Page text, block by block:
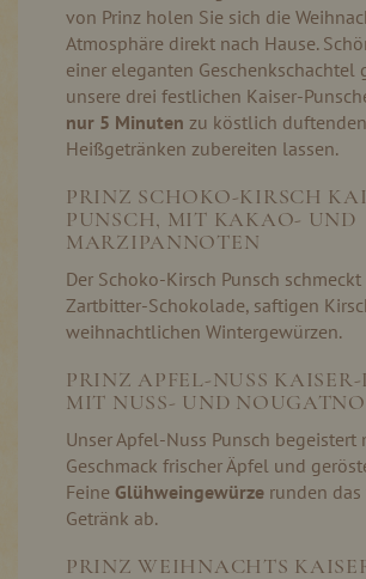
von Prinz holen Sie sich die
Atmosphäre direkt nach Hause.
einer eleganten Geschenkschachtel
unsere drei festlichen Kaiser-
nur 5 Minuten zu köstlich duftenden
Heißgetränken zubereiten lassen.
PRINZ SCHOKO-KIRSCH
PUNSCH, MIT KAKAO- UND
MARZIPANNOTEN
Der Schoko-Kirsch Punsch
Zartbitter-Schokolade, saftigen
weihnachtlichen Wintergewürzen.
PRINZ APFEL-NUSS
MIT NUSS- UND
Unser Apfel-Nuss Punsch begeistert
Geschmack frischer Äpfel und
Feine Glühweingewürze runden
Getränk ab.
PRINZ WEIHNACHTS